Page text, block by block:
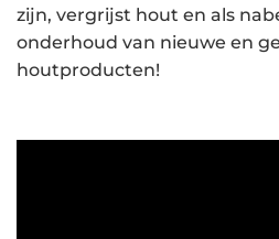
zijn, vergrijst hout en als
onderhoud van nieuwe en
houtproducten!